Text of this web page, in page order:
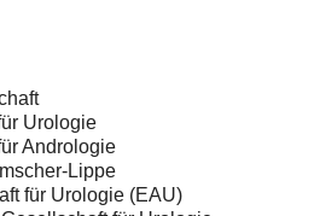
Urologie
Andrologie
Lippe
für Urologie (EAU)